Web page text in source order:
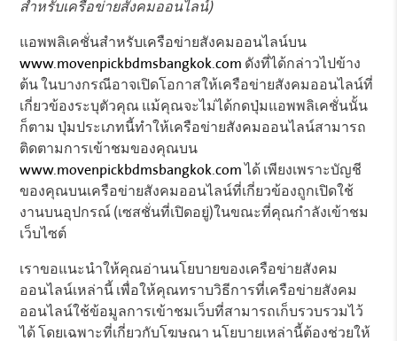
สำหรับเครือข่ายสังคมออนไลน์)
แอพพลิเคชั่นสำหรับเครือข่ายสังคมออนไลน์บน
www.movenpickbdmsbangkok.com ดังที่ได้กล่าวไปข้าง
ต้น ในบางกรณีอาจเปิดโอกาสให้เครือข่ายสังคมออนไลน์ที่
เกี่ยวข้องระบุตัวคุณ แม้คุณจะไม่ได้กดปุ่มแอพพลิเคชั่นนั้น
ก็ตาม ปุ่มประเภทนี้ทำให้เครือข่ายสังคมออนไลน์สามารถ
ติดตามการเข้าชมของคุณบน
www.movenpickbdmsbangkok.com ได้ เพียงเพราะบัญชี
ของคุณบนเครือข่ายสังคมออนไลน์ที่เกี่ยวข้องถูกเปิดใช้
งานบนอุปกรณ์ (เซสชั่นที่เปิดอยู่)ในขณะที่คุณกำลังเข้าชม
เว็บไซต์
เราขอแนะนำให้คุณอ่านนโยบายของเครือข่ายสังคม
ออนไลน์เหล่านี้ เพื่อให้คุณทราบวิธีการที่เครือข่ายสังคม
ออนไลน์ใช้ข้อมูลการเข้าชมเว็บที่สามารถเก็บรวบรวมไว้
ได้ โดยเฉพาะที่เกี่ยวกับโฆษณา นโยบายเหล่านี้ต้องช่วยให้